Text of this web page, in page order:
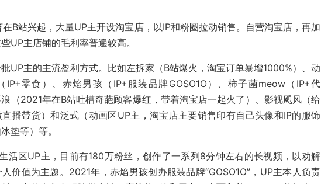
B站兴起，大量UP主开设淘宝店，以IP和粉圈拉动销售。自营淘宝店，再加
UP主店铺的毛利率普遍较高。
UP主的主流盈利方式。比如左拆家（B站爆火，淘宝订单暴增1000%）、动
IP+零食）、赤焰男孩（IP+服装品牌GOSO1O）、柿子菌meow（IP+代
（2021年在B站吐槽奇葩顾客爆红，带着淘宝店一起火了）、影视飓风（给
播带货）和泛式（动画区UP主，淘宝店主要销售印有自己头像和IP的服饰
垫等）等。
活区UP主，目前有180万粉丝，创作了一系列8分钟左右的长视频，以劝解
价值为主题。2021年，赤焰男孩创办服装品牌“GOSO1O”，UP主本人负责